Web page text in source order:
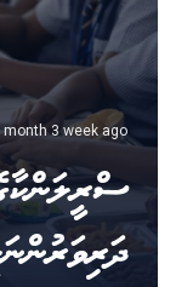
month 3 week ago